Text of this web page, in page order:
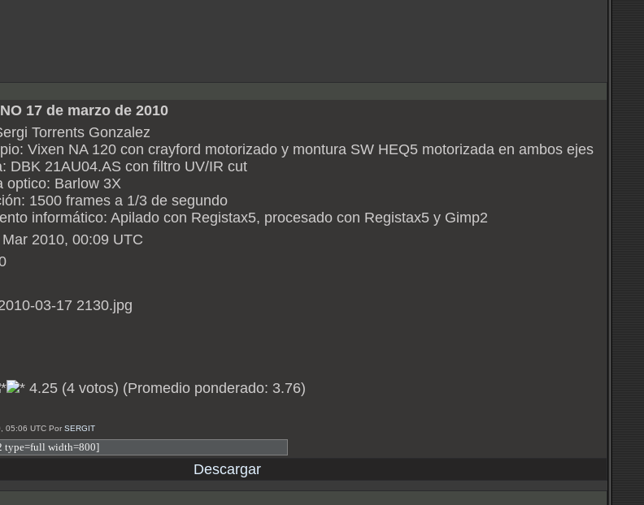
17 de marzo de 2010
Torrents Gonzalez
Vixen NA 120 con crayford motorizado y montura SW HEQ5 motorizada en ambos ejes
DBK 21AU04.AS con filtro UV/IR cut
optico: Barlow 3X
1500 frames a 1/3 de segundo
informático: Apilado con Registax5, procesado con Registax5 y Gimp2
2010, 00:09 UTC
03-17 2130.jpg
4.25 (4 votos) (Promedio ponderado: 3.76)
05:06 UTC Por SERGIT
Descargar